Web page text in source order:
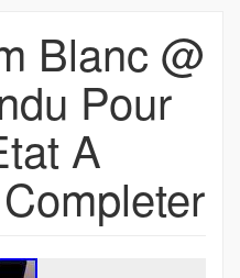
Blanc @
Pour
A